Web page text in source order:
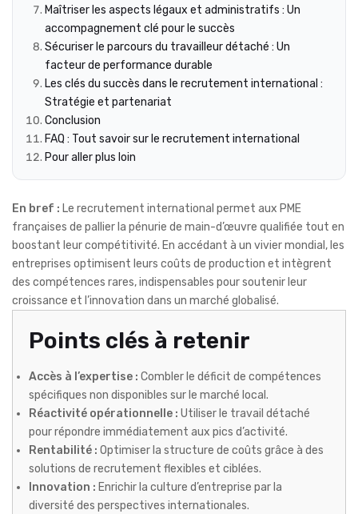
Maîtriser les aspects légaux et administratifs : Un
accompagnement clé pour le succès
Sécuriser le parcours du travailleur détaché : Un
facteur de performance durable
Les clés du succès dans le recrutement international :
Stratégie et partenariat
Conclusion
FAQ : Tout savoir sur le recrutement international
Pour aller plus loin
En bref : Le recrutement international permet aux PME
françaises de pallier la pénurie de main-d’œuvre qualifiée tout en
boostant leur compétitivité. En accédant à un vivier mondial, les
entreprises optimisent leurs coûts de production et intègrent
des compétences rares, indispensables pour soutenir leur
croissance et l’innovation dans un marché globalisé.
Points clés à retenir
Accès à l’expertise : Combler le déficit de compétences
spécifiques non disponibles sur le marché local.
Réactivité opérationnelle : Utiliser le travail détaché
pour répondre immédiatement aux pics d’activité.
Rentabilité : Optimiser la structure de coûts grâce à des
solutions de recrutement flexibles et ciblées.
Innovation : Enrichir la culture d’entreprise par la
diversité des perspectives internationales.